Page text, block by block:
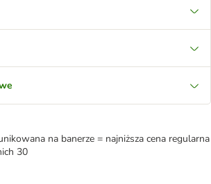
na banerze = najniższa cena regularna
30